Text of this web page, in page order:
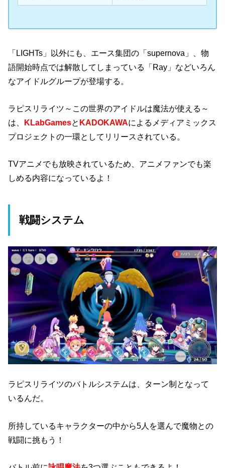
「LIGHTs」以外にも、エース集団の「supernova」、物
語開始時点では解散してしまっている「Ray」などいろん
なアイドルグループが登場する。
ラピスリライツ～この世界のアイドルは魔法が使える～
は、 KLabGamesと KADOKAWAによる メディアミックス
プロジェクトの一環としてリリースされている。
TVアニメでも放映されているため、アニメファンでも楽
しめる内容になっているよ！
戦闘システム
ラピスリライツのバトルシステムは、ターン制となって
いるんだ。
所持しているキャラクターの中から5人を選んで魔物との
戦闘に挑もう！